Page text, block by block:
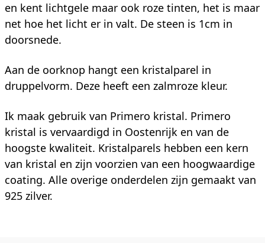
en kent lichtgele maar ook roze tinten, het is maar
net hoe het licht er in valt. De steen is 1cm in
doorsnede.
Aan de oorknop hangt een kristalparel in
druppelvorm. Deze heeft een zalmroze kleur.
Ik maak gebruik van Primero kristal. Primero
kristal is vervaardigd in Oostenrijk en van de
hoogste kwaliteit. Kristalparels hebben een kern
van kristal en zijn voorzien van een hoogwaardige
coating. Alle overige onderdelen zijn gemaakt van
925 zilver.